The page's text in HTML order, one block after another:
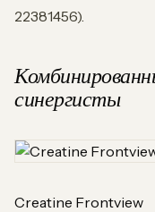
22381456).
синергисты
Creatine Frontview